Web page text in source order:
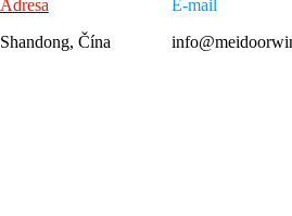
Adresa
Shandong, Čína
E-mail